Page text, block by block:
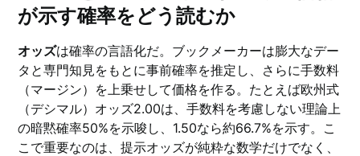
が示す確率をどう読むか
オッズは確率の言語化だ。ブックメーカーは膨大なデー
タと専門知見をもとに事前確率を推定し、さらに手数料
（マージン）を上乗せして価格を作る。たとえば欧州式
（デシマル）オッズ2.00は、手数料を考慮しない理論上
の暗黙確率50%を示唆し、1.50なら約66.7%を示す。こ
こで重要なのは、提示オッズが純粋な数学だけでなく、